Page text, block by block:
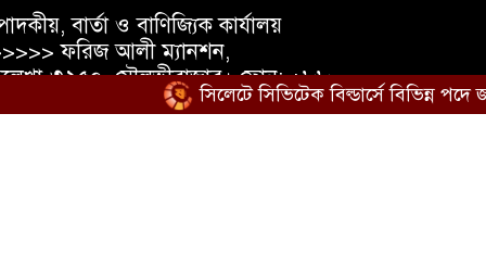
বার্তা ও বাণিজ্যিক কার্যালয়
ফরিজ আলী ম্যানশন,
৩২৫০, মৌলভীবাজার। ফোন: +৮৮
+৮৮ ০১৭৩৭১০৫৪৭৪
সিলেটে সিভিটেক বিল্ডার্সে বিভিন্ন পদে